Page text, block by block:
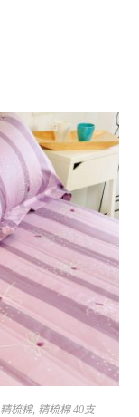
精梳棉, 精梳棉 40支